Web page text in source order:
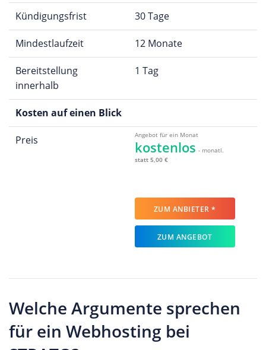
Kündigungsfrist 30 Tage
Mindestlaufzeit 12 Monate
Bereitstellung
innerhalb
1 Tag
Kosten auf einen Blick
Preis Angebot für ein Monat
kostenlos - monatl.
statt 5,00 €
ZUM ANBIETER *
ZUM ANGEBOT
Welche Argumente sprechen
für ein Webhosting bei